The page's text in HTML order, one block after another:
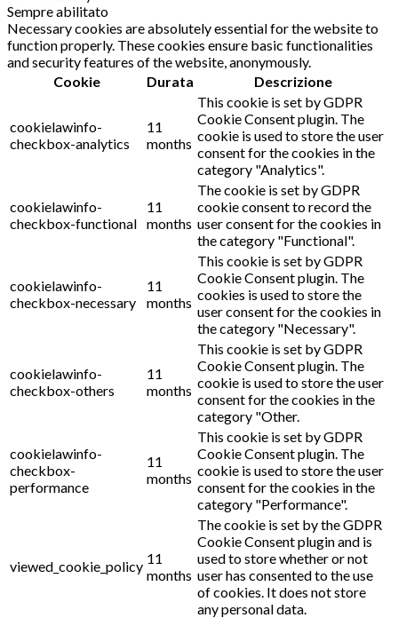
Sempre abilitato
Necessary cookies are absolutely essential for the website to
function properly. These cookies ensure basic functionalities
and security features of the website, anonymously.
Cookie
Durata Descrizione
cookielawinfo-
checkbox-analytics
11
months
This cookie is set by GDPR
Cookie Consent plugin. The
cookie is used to store the user
consent for the cookies in the
category "Analytics".
cookielawinfo-
checkbox-functional
11
months
The cookie is set by GDPR
cookie consent to record the
user consent for the cookies in
the category "Functional".
cookielawinfo-
checkbox-necessary
11
months
This cookie is set by GDPR
Cookie Consent plugin. The
cookies is used to store the
user consent for the cookies in
the category "Necessary".
cookielawinfo-
checkbox-others
11
months
This cookie is set by GDPR
Cookie Consent plugin. The
cookie is used to store the user
consent for the cookies in the
category "Other.
cookielawinfo-
checkbox-
performance
11
months
This cookie is set by GDPR
Cookie Consent plugin. The
cookie is used to store the user
consent for the cookies in the
category "Performance".
viewed_cookie_policy 11
months
The cookie is set by the GDPR
Cookie Consent plugin and is
used to store whether or not
user has consented to the use
of cookies. It does not store
any personal data.